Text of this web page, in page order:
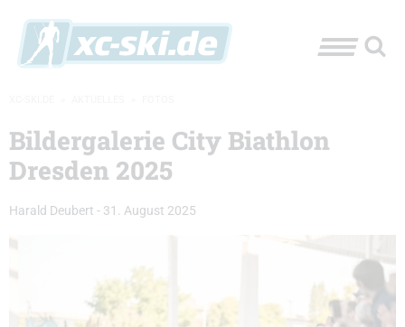
Bildergalerie City Biathlon
Dresden 2025
Harald Deubert - 31. August 2025